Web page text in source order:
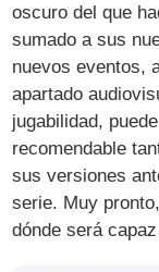
oscuro del que
sumado a sus
nuevos eventos,
apartado
jugabilidad,
recomendable
sus versiones
serie. Muy
dónde será